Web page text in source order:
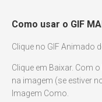
Como usar o GIF
Clique no GIF Animado
Clique em Baixar. Com
na imagem (se estiver
Imagem Como.